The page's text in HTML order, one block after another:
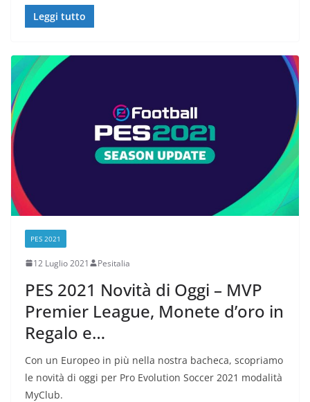
Leggi tutto
PES 2021
12 Luglio 2021 Pesitalia
PES 2021 Novità di Oggi – MVP
Premier League, Monete d’oro in
Regalo e…
Con un Europeo in più nella nostra bacheca, scopriamo
le novità di oggi per Pro Evolution Soccer 2021 modalità
MyClub.